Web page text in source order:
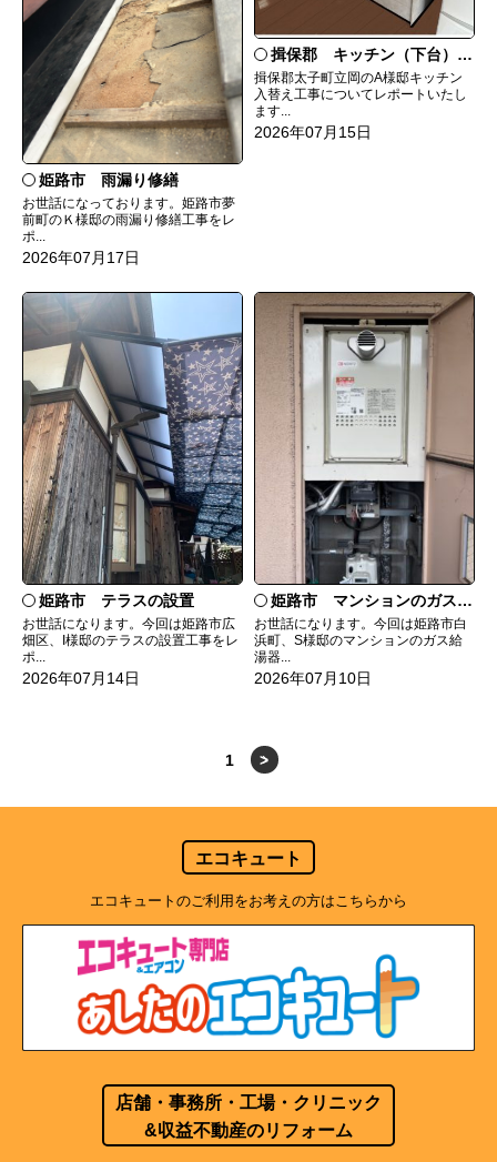
姫路市 雨漏り修繕
お世話になっております。姫路市夢
前町のＫ様邸の雨漏り修繕工事をレ
ポ...
2026年07月17日
揖保郡 キッチン（下台）交換
揖保郡太子町立岡のA様邸キッチン
入替え工事についてレポートいたし
ます...
2026年07月15日
姫路市 テラスの設置
お世話になります。今回は姫路市広
畑区、I様邸のテラスの設置工事をレ
ポ...
2026年07月14日
姫路市 マンションのガス給湯器の交換
お世話になります。今回は姫路市白
浜町、S様邸のマンションのガス給
湯器...
2026年07月10日
1 >
エコキュート
エコキュートのご利用をお考えの方はこちらから
店舗・事務所・工場・クリニック
&収益不動産のリフォーム